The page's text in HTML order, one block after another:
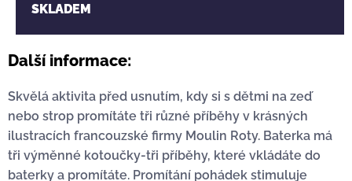
SKLADEM
Další informace:
Skvělá aktivita před usnutím, kdy si s dětmi na zeď
nebo strop promítáte tři různé příběhy v krásných
ilustracích francouzské firmy Moulin Roty. Baterka má
tři výměnné kotoučky-tři příběhy, které vkládáte do
baterky a promítáte. Promítání pohádek stimuluje